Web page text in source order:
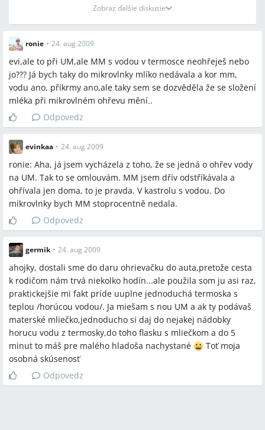
Zobraz ďalšie diskusie
ronie • 24. aug 2009
evi,ale to při UM,ale MM s vodou v termosce neohřeješ nebo
jo??? Já bych taky do mikrovlnky mlíko nedávala a kor mm,
vodu ano, příkrmy ano,ale taky sem se dozvěděla že se složení
mléka při mikrovlném ohřevu mění..
Odpovedz
evinkaa • 24. aug 2009
ronie: Aha, já jsem vycházela z toho, že se jedná o ohřev vody
na UM. Tak to se omlouvám. MM jsem dřív odstříkávala a
ohřívala jen doma, to je pravda. V kastrolu s vodou. Do
mikrovlnky bych MM stoprocentně nedala.
Odpovedz
germik • 24. aug 2009
ahojky, dostali sme do daru ohrievačku do auta,pretože cesta
k rodičom nám trvá niekolko hodín...ale použila som ju asi raz,
praktickejšie mi fakt príde uuplne jednoduchá termoska s
teplou /horúcou vodou/. Ja miešam s nou UM a ak ty podávaš
materské mliečko,jednoducho si daj do nejakej nádobky
horucu vodu z termosky,do toho flasku s mliečkom a do 5
minut to máš pre malého hladoša nachystané
Toť moja
osobná skúsenosť
Odpovedz